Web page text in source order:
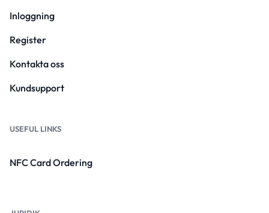
Inloggning
Register
Kontakta oss
Kundsupport
USEFUL LINKS
NFC Card Ordering